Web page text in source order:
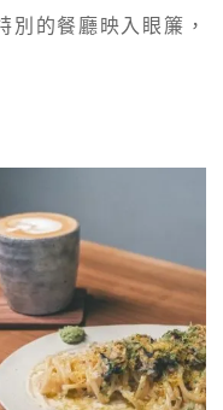
別的餐廳映入眼簾，